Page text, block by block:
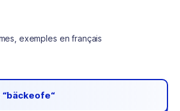
exemples en français
“bäckeofe“